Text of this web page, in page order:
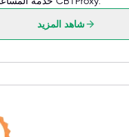
شاهد المزيد